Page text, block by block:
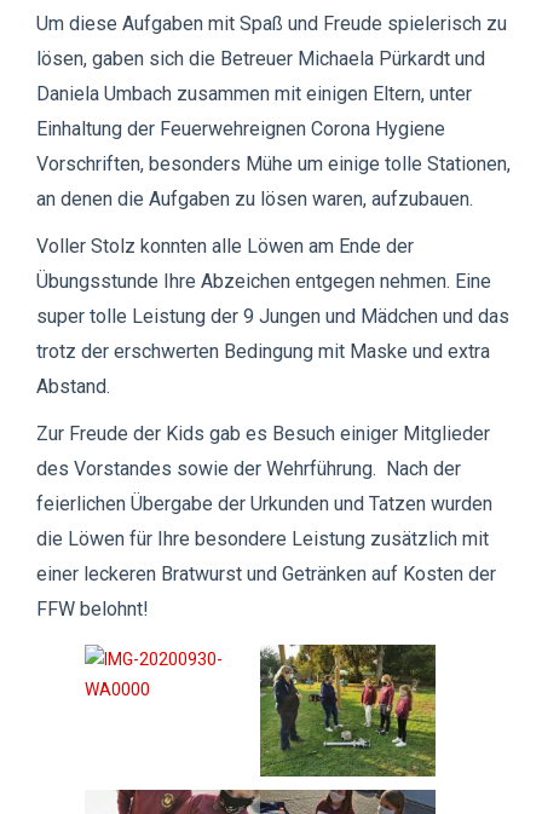
Um diese Aufgaben mit Spaß und Freude spielerisch zu
lösen, gaben sich die Betreuer Michaela Pürkardt und
Daniela Umbach zusammen mit einigen Eltern, unter
Einhaltung der Feuerwehreignen Corona Hygiene
Vorschriften, besonders Mühe um einige tolle Stationen,
an denen die Aufgaben zu lösen waren, aufzubauen.
Voller Stolz konnten alle Löwen am Ende der
Übungsstunde Ihre Abzeichen entgegen nehmen. Eine
super tolle Leistung der 9 Jungen und Mädchen und das
trotz der erschwerten Bedingung mit Maske und extra
Abstand.
Zur Freude der Kids gab es Besuch einiger Mitglieder
des Vorstandes sowie der Wehrführung. Nach der
feierlichen Übergabe der Urkunden und Tatzen wurden
die Löwen für Ihre besondere Leistung zusätzlich mit
einer leckeren Bratwurst und Getränken auf Kosten der
FFW belohnt!